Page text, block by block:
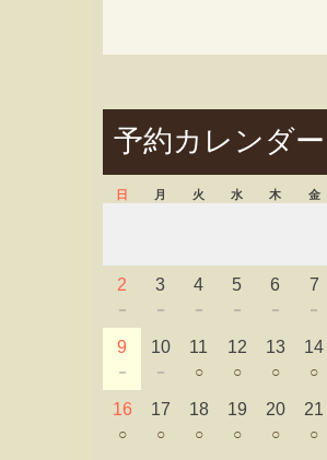
予約カレンダー
日 月 火 水 木 金
2
－
3
－
4
－
5
－
6
－
7
－
9
－
10
－
11
○
12
○
13
○
14
○
16
○
17
○
18
○
19
○
20
○
21
○